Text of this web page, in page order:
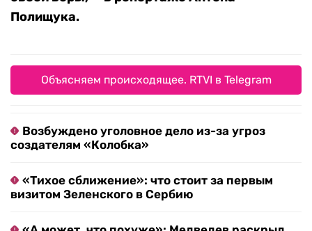
Полищука.
Объясняем происходящее. RTVI в Telegram
Возбуждено уголовное дело из-за угроз
создателям «Колобка»
«Тихое сближение»: что стоит за первым
визитом Зеленского в Сербию